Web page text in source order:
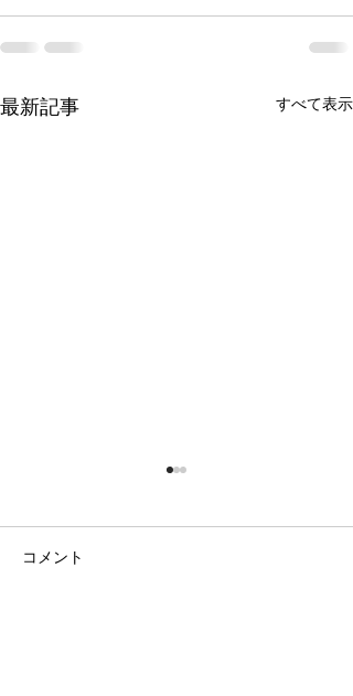
最新記事 すべて表示
コメント